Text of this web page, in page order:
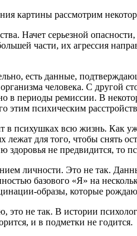
картины рассмотрим
Начет серьезной
части, их агрессия
есть данные,
человека. С другой
в периоды ремиссии. В
этим психическим
в психушках всю жизнь. Как
для того, чтобы снять
здоровья не предвидится, то
личности. Это не так.
базового «Я» на
образы, которые
это не так. В истории
и в подметки не годится.